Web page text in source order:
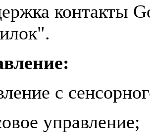
контакты
с
управление;